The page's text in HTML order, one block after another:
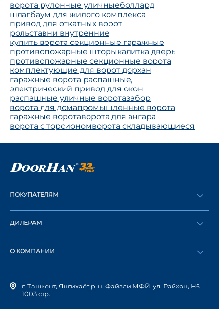
ворота рулонные уличныеболлард
шлагбаум для жилого комплекса
привод для откатных ворот
рольставни внутренние
купить ворота секционные гаражные
противопожарные шторыкалитка дверь
противопожарные секционные ворота
комплектующие для ворот дорхан
гаражные ворота распашные,
электрический привод для окон
распашные уличные воротазабор
ворота для домапромышленные ворота
гаражные воротаворота для ангара
ворота с торсиономворота складывающиеся
ПОКУПАТЕЛЯМ
Оформить заказ
Каталог
ДИЛЕРАМ
Стать дилером
О КОМПАНИИ
История компании
г. Ташкент, Янгихаёт р-н, Файзли МФЙ, ул. Райхон, Н6-
1003 стр.